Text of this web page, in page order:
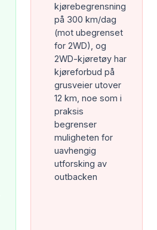
kjørebegrensning
på 300 km/dag
(mot ubegrenset
for 2WD), og
2WD-kjøretøy har
kjøreforbud på
grusveier utover
12 km, noe som i
praksis
begrenser
muligheten for
uavhengig
utforsking av
outbacken